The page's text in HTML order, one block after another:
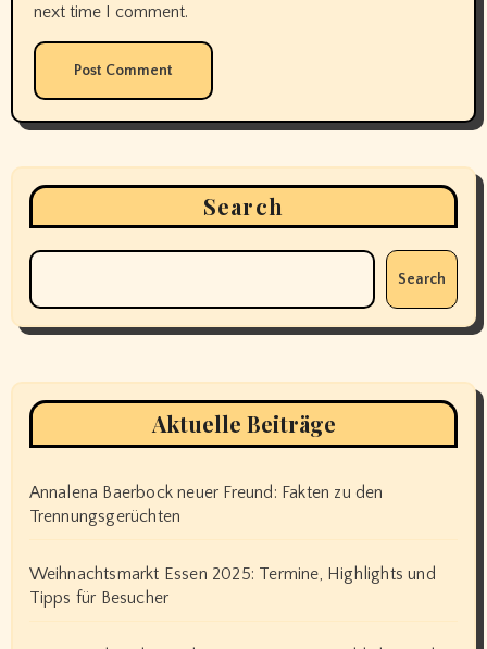
next time I comment.
Search
Search
Aktuelle Beiträge
Annalena Baerbock neuer Freund: Fakten zu den
Trennungsgerüchten
Weihnachtsmarkt Essen 2025: Termine, Highlights und
Tipps für Besucher